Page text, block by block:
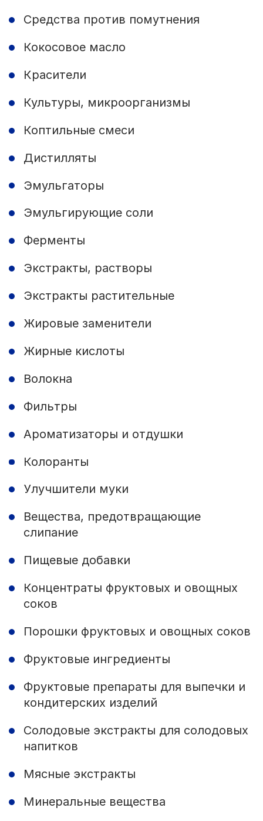
Средства против помутнения
Кокосовое масло
Красители
Культуры, микроорганизмы
Коптильные смеси
Дистилляты
Эмульгаторы
Эмульгирующие соли
Ферменты
Экстракты, растворы
Экстракты растительные
Жировые заменители
Жирные кислоты
Волокна
Фильтры
Ароматизаторы и отдушки
Колоранты
Улучшители муки
Вещества, предотвращающие
слипание
Пищевые добавки
Концентраты фруктовых и овощных
соков
Порошки фруктовых и овощных соков
Фруктовые ингредиенты
Фруктовые препараты для выпечки и
кондитерских изделий
Солодовые экстракты для солодовых
напитков
Мясные экстракты
Минеральные вещества